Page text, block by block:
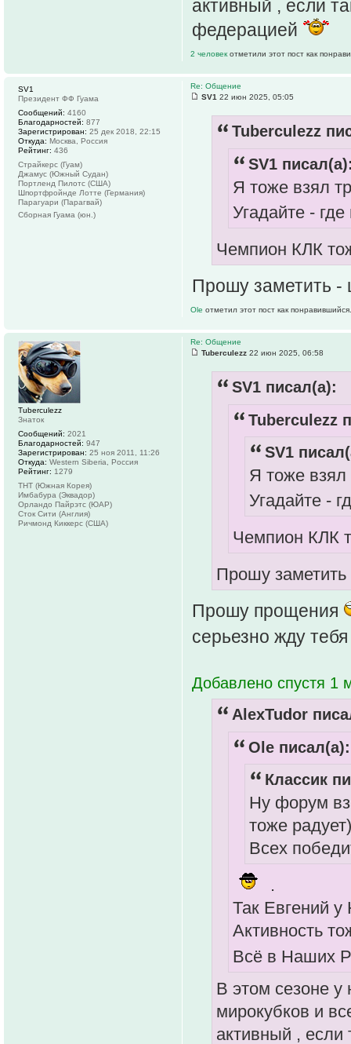
активный , если
федерацией
2 человек отметили этот пост как
Re: Общение
SV1 22 июн 2025, 05:05
Tuberculezz
SV1
Я тоже взял
Угадайте -
Чемпион КЛК
Прошу заметить -
Ole отметил этот пост как понравившийся.
SV1
Президент ФФ Гуама
Сообщений: 4160
Благодарностей: 877
Зарегистрирован: 25 дек 2018, 22:15
Откуда: Москва, Россия
Рейтинг: 436
Страйкерс (Гуам)
Джамус (Южный Судан)
Портленд Пилотс (США)
Шпортфройнде Лотте (Германия)
Парагуари (Парагвай)
Сборная Гуама (юн.)
Re: Общение
Tuberculezz 22 июн 2025, 06:58
SV1 писал(а):
Tuberculezz
SV1
Я тоже
Угадайте -
Чемпион КЛК
Прошу
Прошу прощения
серьезно жду
Добавлено спустя 1
AlexTudor
Ole писал(а):
Классик
Ну форум
тоже радует)
Всех
.
Так Евгений у
Активность
Всё в Наших
В этом сезоне у
мирокубков и
активный , если
Tuberculezz
Знаток
Сообщений: 2021
Благодарностей: 947
Зарегистрирован: 25 ноя 2011, 11:26
Откуда: Western Siberia, Россия
Рейтинг: 1279
ТНТ (Южная Корея)
Имбабура (Эквадор)
Орландо Пайрэтс (ЮАР)
Сток Сити (Англия)
Ричмонд Киккерс (США)